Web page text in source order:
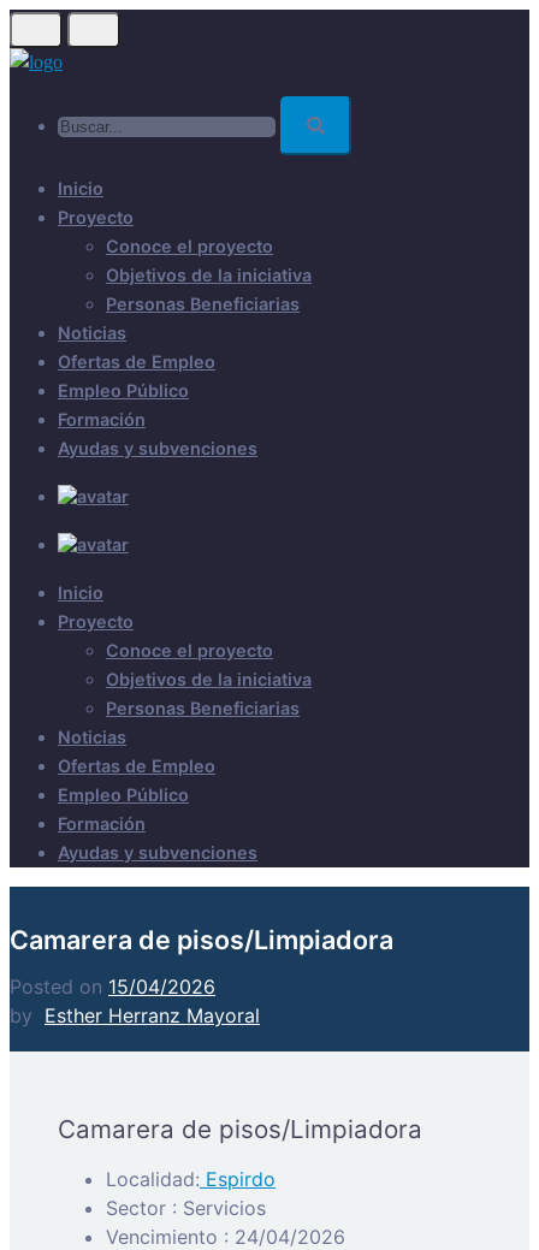
Skip
to
Inicio
Proyecto
Conoce el proyecto
Objetivos de la iniciativa
Personas Beneficiarias
Noticias
Ofertas de Empleo
Empleo Público
Formación
Ayudas y subvenciones
Inicio
Proyecto
Conoce el proyecto
Objetivos de la iniciativa
Personas Beneficiarias
Noticias
Ofertas de Empleo
Empleo Público
Formación
Ayudas y subvenciones
Camarera de pisos/Limpiadora
Posted on 15/04/2026
by Esther Herranz Mayoral
Camarera de pisos/Limpiadora
Localidad: Espirdo
Sector : Servicios
Vencimiento : 24/04/2026